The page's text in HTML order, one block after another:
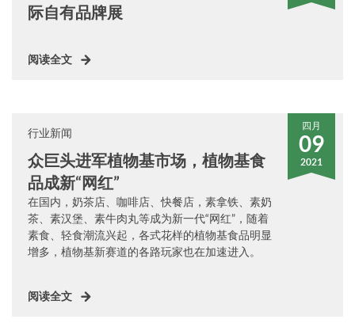
际自有品牌展
阅读全文
四月
09
2021
行业新闻
众巨头进军植物基市场，植物基食
品成新“网红”
在国内，奶茶店、咖啡店、快餐店，素拿铁、素奶
茶、素汉堡、素牛肉丸等成为新一代“网红”，随着
素食、轻食潮流兴起，各式花样的植物基食品明显
增多，植物基新赛道的各路玩家也在加速进入。
阅读全文